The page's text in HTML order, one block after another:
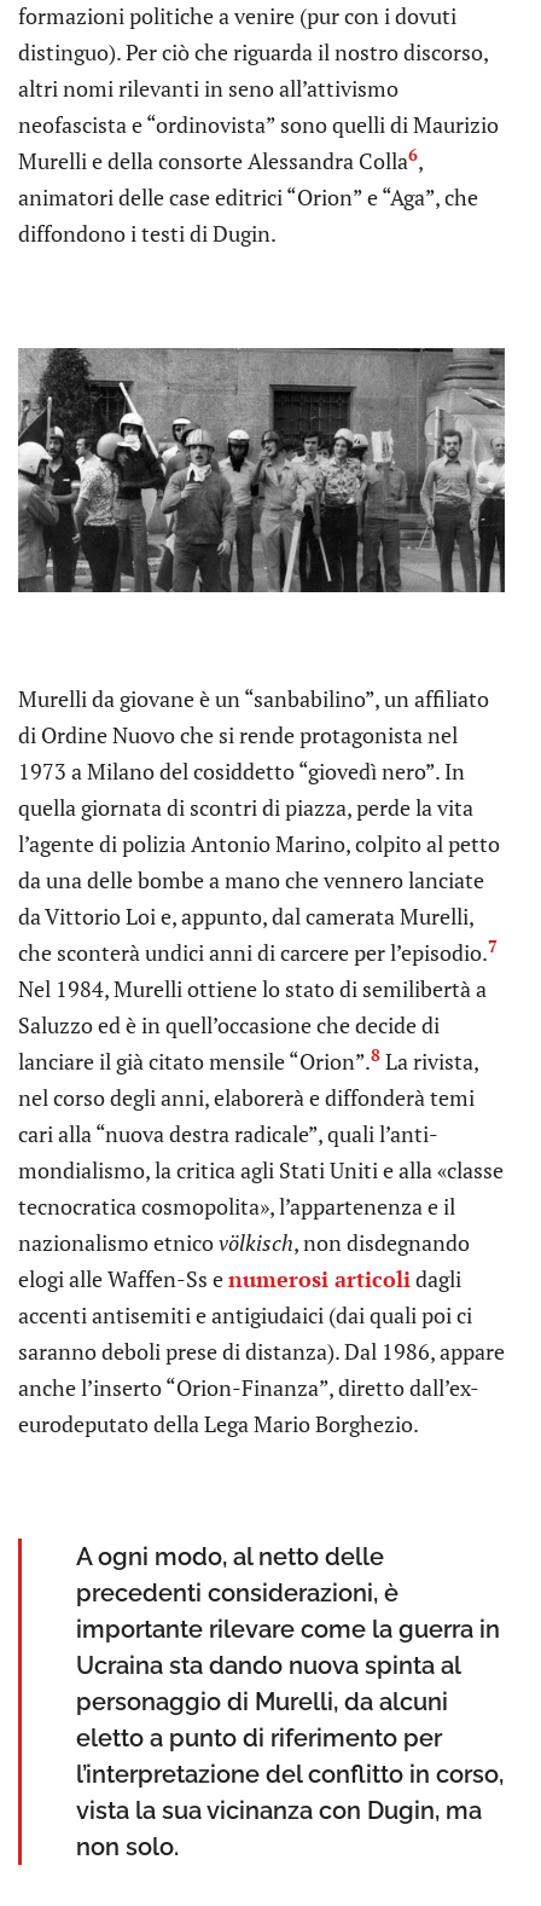
formazioni politiche a venire (pur con i dovuti
distinguo). Per ciò che riguarda il nostro discorso,
altri nomi rilevanti in seno all’attivismo
neofascista e “ordinovista” sono quelli di Maurizio
Murelli e della consorte Alessandra Colla6,
animatori delle case editrici “Orion” e “Aga”, che
diffondono i testi di Dugin.
Murelli da giovane è un “sanbabilino”, un affiliato
di Ordine Nuovo che si rende protagonista nel
1973 a Milano del cosiddetto “giovedì nero”. In
quella giornata di scontri di piazza, perde la vita
l’agente di polizia Antonio Marino, colpito al petto
da una delle bombe a mano che vennero lanciate
da Vittorio Loi e, appunto, dal camerata Murelli,
che sconterà undici anni di carcere per l’episodio.7
Nel 1984, Murelli ottiene lo stato di semilibertà a
Saluzzo ed è in quell’occasione che decide di
lanciare il già citato mensile “Orion”.8 La rivista,
nel corso degli anni, elaborerà e diffonderà temi
cari alla “nuova destra radicale”, quali l’anti-
mondialismo, la critica agli Stati Uniti e alla «classe
tecnocratica cosmopolita», l’appartenenza e il
nazionalismo etnicovölkisch, non disdegnando
elogi alle Waffen-Ss enumerosi articolidagli
accenti antisemiti e antigiudaici (dai quali poi ci
saranno deboli prese di distanza). Dal 1986, appare
anche l’inserto “Orion-Finanza”, diretto dall’ex-
eurodeputato della Lega Mario Borghezio.
A ogni modo, al netto delle
precedenti considerazioni, è
importante rilevare come la guerra in
Ucraina sta dando nuova spinta al
personaggio di Murelli, da alcuni
eletto a punto di riferimento per
l’interpretazione del conflitto in corso,
vista la sua vicinanza con Dugin, ma
non solo.